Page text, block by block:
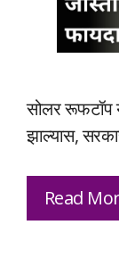
सोलर रूफटॉप
झाल्यास,
Read